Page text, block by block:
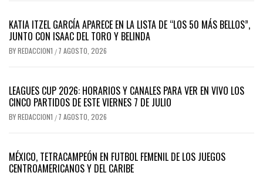
KATIA ITZEL GARCÍA APARECE EN LA LISTA DE “LOS 50 MÁS BELLOS”,
JUNTO CON ISAAC DEL TORO Y BELINDA
BYREDACCION1 / 7 AGOSTO, 2026
LEAGUES CUP 2026: HORARIOS Y CANALES PARA VER EN VIVO LOS
CINCO PARTIDOS DE ESTE VIERNES 7 DE JULIO
BYREDACCION1 / 7 AGOSTO, 2026
MÉXICO, TETRACAMPEÓN EN FUTBOL FEMENIL DE LOS JUEGOS
CENTROAMERICANOS Y DEL CARIBE